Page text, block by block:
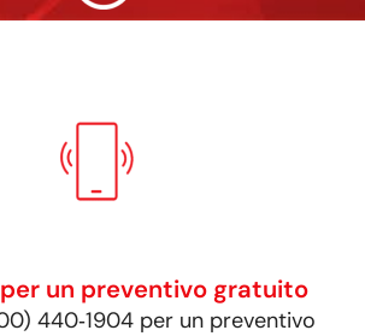
per un preventivo gratuito
440‑1904 per un preventivo